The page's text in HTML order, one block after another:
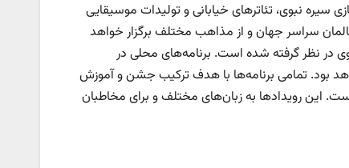
سیره نبوی، تئاترهای خیابانی و تولیدات موسیقایی
سراسر جهان و از مذاهب مختلف برگزار خواهد
در نظر گرفته شده است. برنامه‌های محلی در
بود. تمامی برنامه‌ها با هدف ترکیب جشن و آموزش
این رویدادها به زبان‌های مختلف و برای مخاطبان